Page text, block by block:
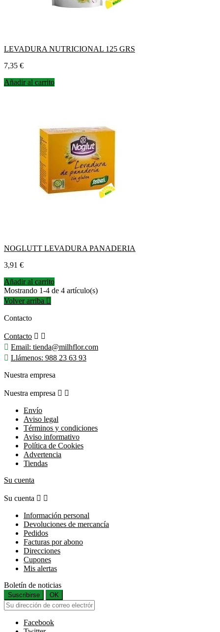
LEVADURA NUTRICIONAL 125 GRS
Precio
7,35 €
Añadir al carrito
NOGLUTT LEVADURA PANADERIA
Precio
3,91 €
Añadir al carrito
Mostrando 1-4 de 4 artículo(s)
Volver arriba 
Contacto
Contacto  
 Email: tienda@milhflor.com
 Llámenos: 988 23 63 93
Nuestra empresa
Nuestra empresa  
Envío
Aviso legal
Términos y condiciones
Aviso informativo
Política de Cookies
Advertencia
Tiendas
Su cuenta
Su cuenta  
Información personal
Devoluciones de mercancía
Pedidos
Facturas por abono
Direcciones
Cupones
Mis alertas
Boletín de noticias
Suscribirse OK
Facebook